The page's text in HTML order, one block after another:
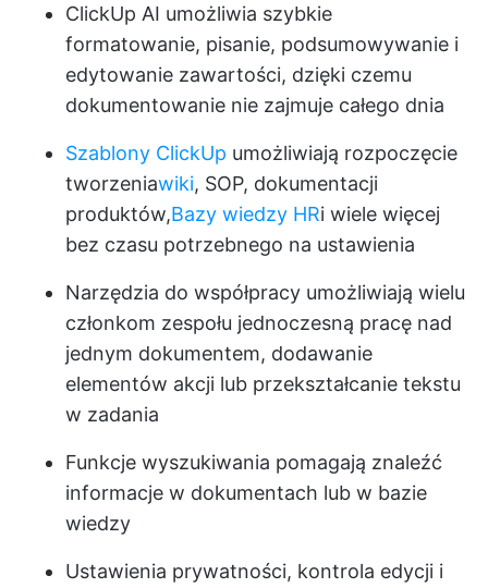
ClickUp AI umożliwia szybkie
formatowanie, pisanie, podsumowywanie i
edytowanie zawartości, dzięki czemu
dokumentowanie nie zajmuje całego dnia
Szablony ClickUp umożliwiają rozpoczęcie
tworzeniawiki, SOP, dokumentacji
produktów,Bazy wiedzy HRi wiele więcej
bez czasu potrzebnego na ustawienia
Narzędzia do współpracy umożliwiają wielu
członkom zespołu jednoczesną pracę nad
jednym dokumentem, dodawanie
elementów akcji lub przekształcanie tekstu
w zadania
Funkcje wyszukiwania pomagają znaleźć
informacje w dokumentach lub w bazie
wiedzy
Ustawienia prywatności, kontrola edycji i